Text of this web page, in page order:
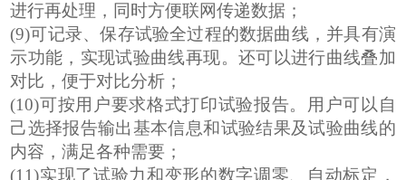
进行再处理，同时方便联网传递数据；
(9)可记录、保存试验全过程的数据曲线，并具有演
示功能，实现试验曲线再现。还可以进行曲线叠加
对比，便于对比分析；
(10)可按用户要求格式打印试验报告。用户可以自
己选择报告输出基本信息和试验结果及试验曲线的
内容，满足各种需要；
(11)实现了试验力和变形的数字调零、自动标定，